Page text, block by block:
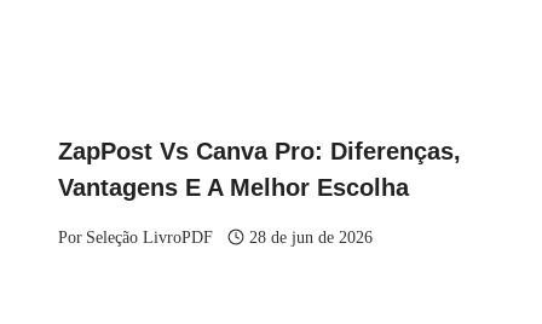
ZapPost Vs Canva Pro: Diferenças,
Vantagens E A Melhor Escolha
Por Seleção LivroPDF 28 de jun de 2026